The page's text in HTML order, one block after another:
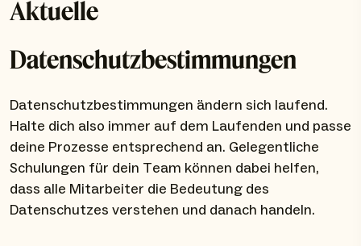
Aktuelle
Datenschutzbestimmungen
Datenschutzbestimmungen ändern sich laufend.
Halte dich also immer auf dem Laufenden und passe
deine Prozesse entsprechend an. Gelegentliche
Schulungen für dein Team können dabei helfen,
dass alle Mitarbeiter die Bedeutung des
Datenschutzes verstehen und danach handeln.